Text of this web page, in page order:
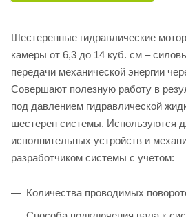
Шестеренные гидравлические
камеры от 6,3 до 14 куб. см –
передачи механической энергии
Совершают полезную работу в
под давлением гидравлической
шестерен системы. Используются
исполнительных устройств и
разработчиком системы с учетом:
Количества проводимых